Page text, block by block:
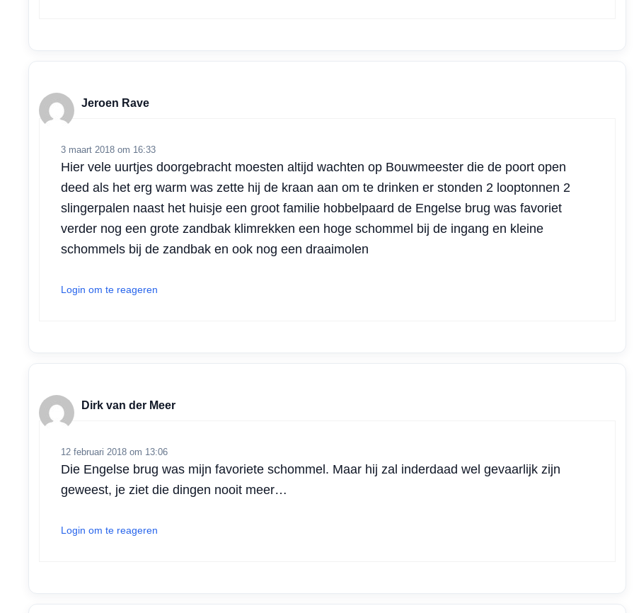
Jeroen Rave
3 maart 2018 om 16:33
Hier vele uurtjes doorgebracht moesten altijd wachten op Bouwmeester die de poort open
deed als het erg warm was zette hij de kraan aan om te drinken er stonden 2 looptonnen 2
slingerpalen naast het huisje een groot familie hobbelpaard de Engelse brug was favoriet
verder nog een grote zandbak klimrekken een hoge schommel bij de ingang en kleine
schommels bij de zandbak en ook nog een draaimolen
Login om te reageren
Dirk van der Meer
12 februari 2018 om 13:06
Die Engelse brug was mijn favoriete schommel. Maar hij zal inderdaad wel gevaarlijk zijn
geweest, je ziet die dingen nooit meer…
Login om te reageren